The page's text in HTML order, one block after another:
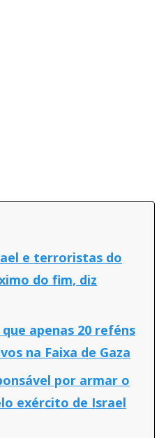
e terroristas do
do fim, diz
apenas 20 reféns
na Faixa de Gaza
por armar o
exército de Israel